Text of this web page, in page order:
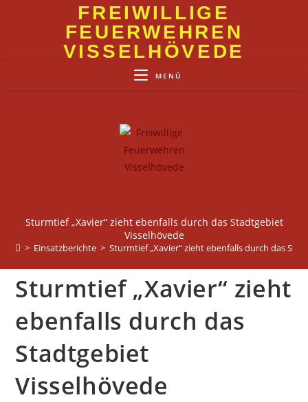
FREIWILLIGE
FEUERWEHREN
VISSELHÖVEDE
MENÜ
Sturmtief „Xavier“ zieht ebenfalls durch das Stadtgebiet
Visselhövede
> Einsatzberichte > Sturmtief „Xavier“ zieht ebenfalls durch das
Sturmtief „Xavier“ zieht
ebenfalls durch das
Stadtgebiet
Visselhövede